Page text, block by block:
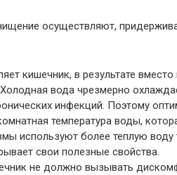
осуществляют,
кишечник, в результате
вода чрезмерно
инфекций. Поэтому
температура воды,
используют более теплую воду
свои полезные свойства.
не должно вызывать